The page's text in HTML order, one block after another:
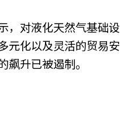
，对液化天然气基础设
元化以及灵活的贸易安
飙升已被遏制。